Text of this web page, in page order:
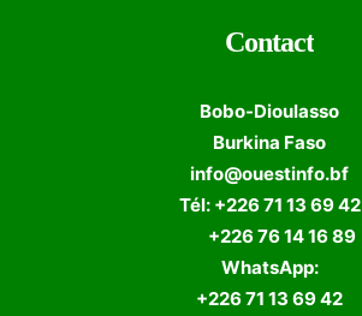
Contact
Bobo-Dioulasso
Burkina Faso
info@ouestinfo.bf
Tél: +226 71 13 69 42
+226 76 14 16 89
WhatsApp:
+226 71 13 69 42